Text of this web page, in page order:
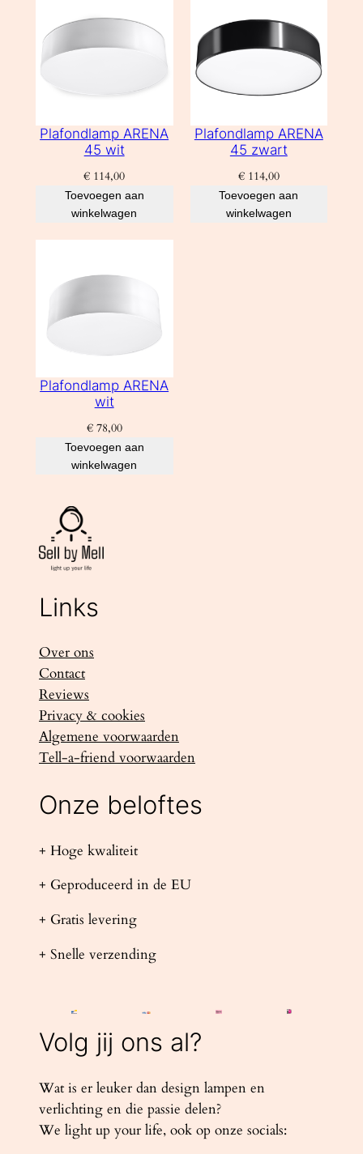
Plafondlamp ARENA
45 wit
€ 114,00
Toevoegen aan
winkelwagen
Plafondlamp ARENA
45 zwart
€114,00
Toevoegen aan
winkelwagen
Plafondlamp ARENA
wit
€78,00
Toevoegen aan
winkelwagen
Links
Over ons
Contact
Reviews
Privacy & cookies
Algemene voorwaarden
Tell-a-friend voorwaarden
Onze beloftes
+ Hoge kwaliteit
+ Geproduceerd in de EU
+ Gratis levering
+ Snelle verzending
Volg jij ons al?
Wat is er leuker dan design lampen en
verlichting en die passie delen?
We light up your life, ook op onze socials: